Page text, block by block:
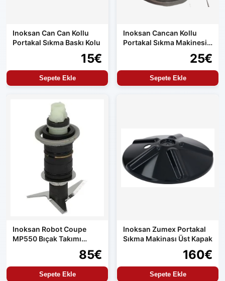
Inoksan Can Can Kollu
Portakal Sıkma Baskı Kolu
15€
Sepete Ekle
Inoksan Cancan Kollu
Portakal Sıkma Makinesi
Süzgeç Gıda Uyumlu25€
Sepete Ekle
Inoksan Robot Coupe
MP550 Bıçak Takımı
Orijinal Çan İçi Bıçak85€
Sepete Ekle
Inoksan Zumex Portakal
Sıkma Makinası Üst Kapak
160€
Sepete Ekle